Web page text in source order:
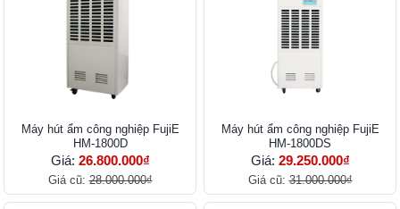
Máy hút ẩm công nghiệp FujiE
HM-1800D
Giá: 26.800.000₫
Giá cũ:28.000.000₫
Máy hút ẩm công nghiệp FujiE
HM-1800DS
Giá: 29.250.000₫
Giá cũ:31.000.000₫